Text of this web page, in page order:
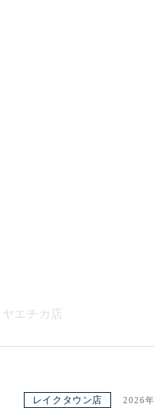
ヤエチカ店
レイクタウン店 2026